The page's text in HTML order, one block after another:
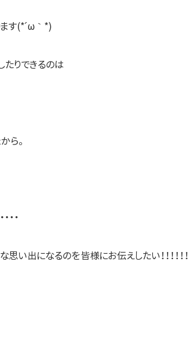
ます(*´ω｀*)
たりできるのは
ら。
・・
い出になるのを皆様にお伝えしたい！！！！！！